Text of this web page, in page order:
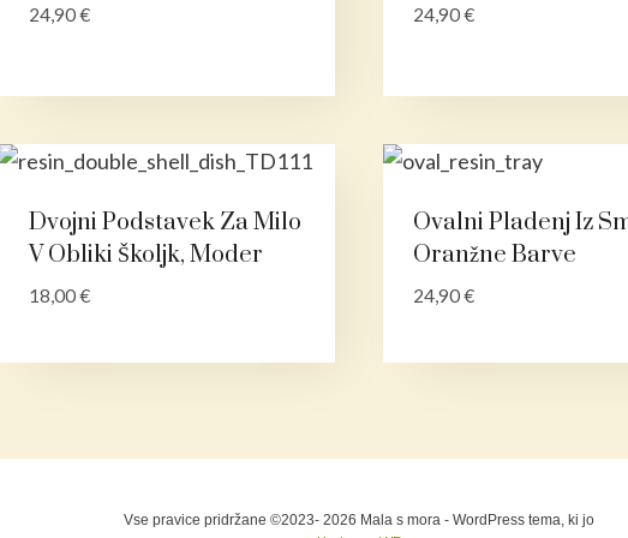
24,90€ 24,90€
Dvojni Podstavek Za Milo
V Obliki Školjk, Moder
18,00€
Ovalni Pladenj Iz
Oranžne Barve
24,90€
Vse pravice pridržane ©2023- 2026 Mala s mora - WordPress tema, ki jo